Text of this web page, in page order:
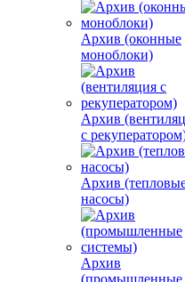
Архив (оконные
моноблоки)
Архив
с
Архив
насосы)
Архив
(промышленные